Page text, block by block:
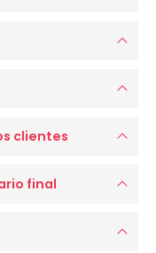
clientes
final